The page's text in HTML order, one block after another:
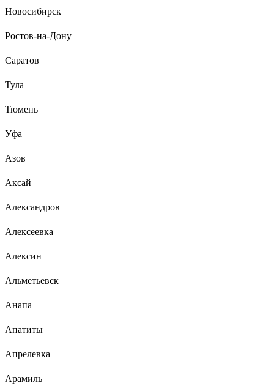
Новосибирск
Ростов-на-Дону
Саратов
Тула
Тюмень
Уфа
Азов
Аксай
Александров
Алексеевка
Алексин
Альметьевск
Анапа
Апатиты
Апрелевка
Арамиль